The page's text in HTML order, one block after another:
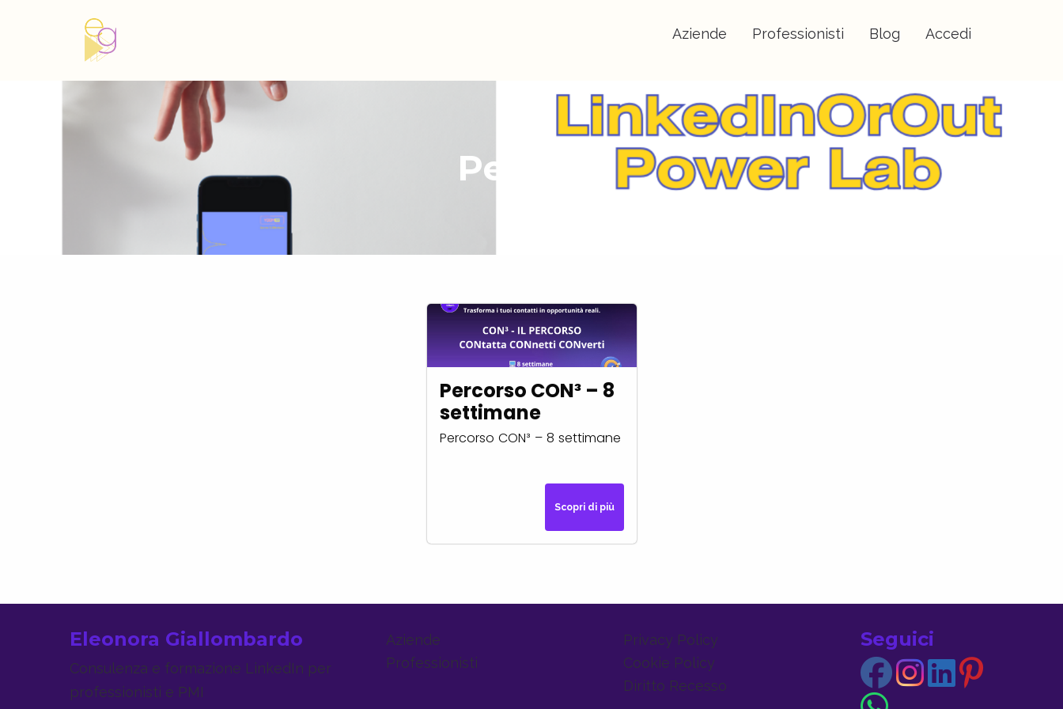
Aziende Professionisti Blog Accedi
Percorsi
Percorso CON³ – 8
settimane
Percorso CON³ – 8 settimane
Scopri di più
Eleonora Giallombardo
Consulenza e formazione LinkedIn per
professionisti e PMI
Aziende
Professionisti
Privacy Policy
Cookie Policy
Diritto Recesso
Seguici